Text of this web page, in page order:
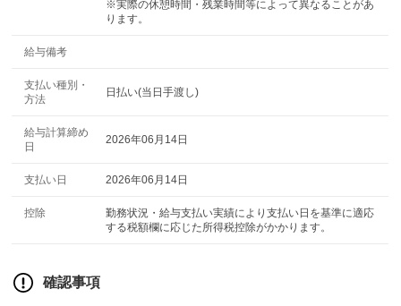
※実際の休憩時間・残業時間等によって異なることがあ
ります。
給与備考
支払い種別・
方法
日払い(当日手渡し)
給与計算締め
日
2026年06月14日
支払い日 2026年06月14日
控除
勤務状況・給与支払い実績により支払い日を基準に適応
する税額欄に応じた所得税控除がかかります。
確認事項